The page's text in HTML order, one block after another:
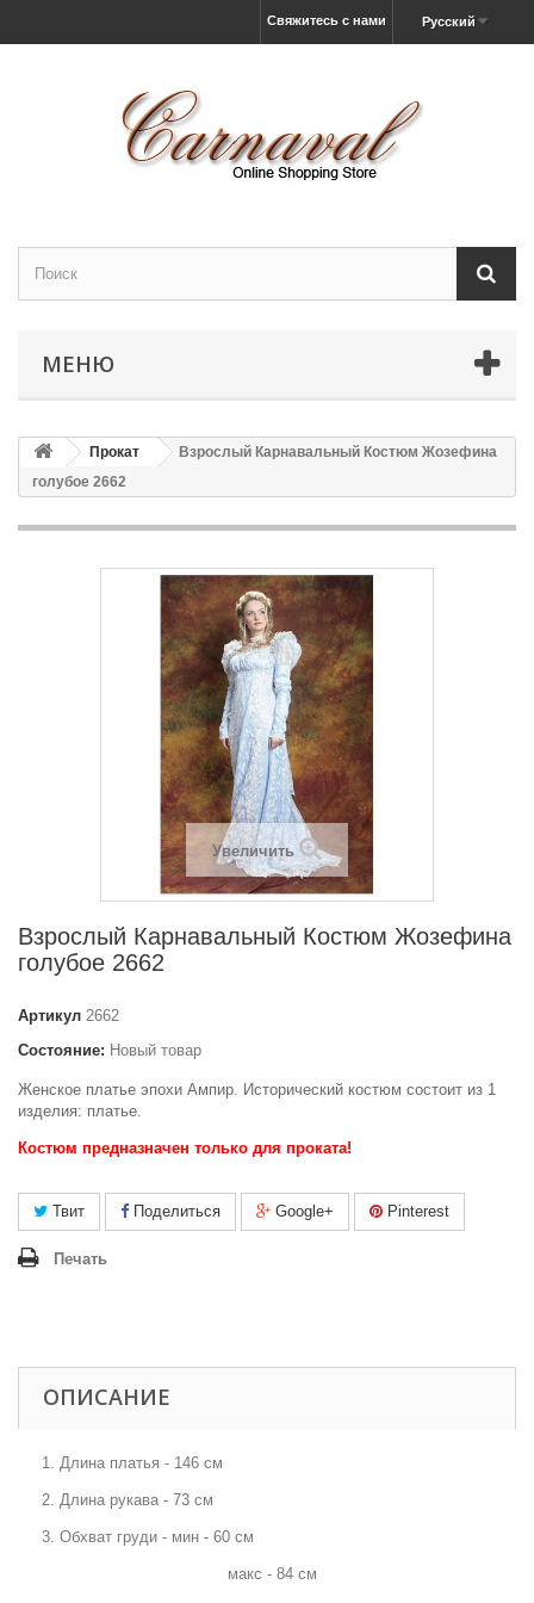
Русский
Свяжитесь с нами
МЕНЮ
Прокат
Взрослый Карнавальный Костюм Жозефина
голубое 2662
Увеличить
Взрослый Карнавальный Костюм Жозефина
голубое 2662
Артикул 2662
Состояние: Новый товар
Женское платье эпохи Ампир. Исторический костюм состоит из 1
изделия: платье.
Костюм предназначен только для проката!
Твит Поделиться Google+ Pinterest
Печать
ОПИСАНИЕ
1. Длина платья - 146 см
2. Длина рукава - 73 см
3. Обхват груди - мин - 60 см
макс - 84 см